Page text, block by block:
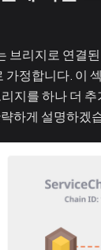
브리지로 연결
가정합니다. 이
지를 하나 더
하게 설명하겠